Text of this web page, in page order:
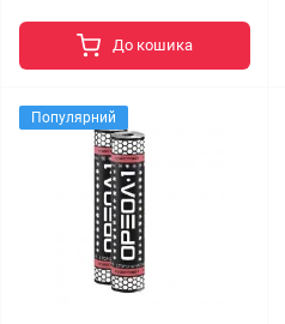
До кошика
Популярний